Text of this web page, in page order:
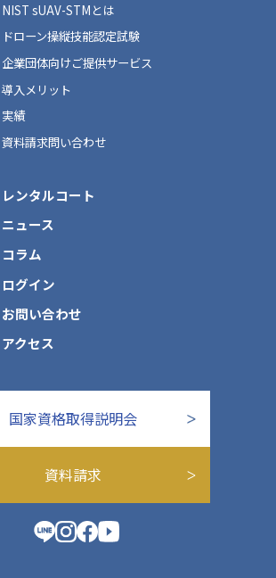
NIST sUAV-STMとは
ドローン操縦技能認定試験
企業団体向けご提供サービス
導入メリット
実績
資料請求問い合わせ
レンタルコート
ニュース
コラム
ログイン
お問い合わせ
アクセス
国家資格取得説明会
資料請求